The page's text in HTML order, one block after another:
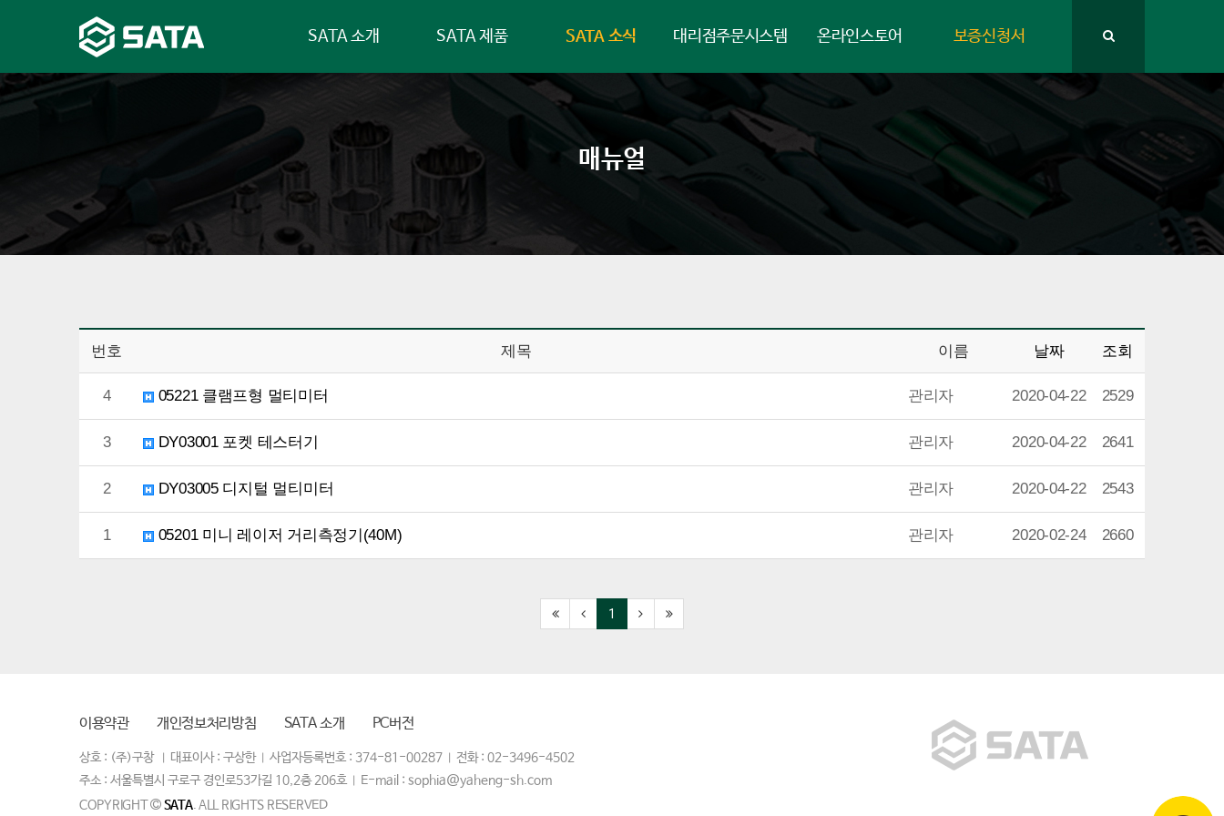
SATA 소개 SATA 제품 SATA 소식 대리점주문시스템 온라인스토어 보증신청서
매뉴얼
번호 제목 이름 날짜 조회
4 05221 클램프형 멀티미터 관리자 2020-04-22 2529
3 DY03001 포켓 테스터기 관리자 2020-04-22 2641
2 DY03005 디지털 멀티미터 관리자 2020-04-22 2543
1 05201 미니 레이저 거리측정기(40M) 관리자 2020-02-24 2660
1
이용약관 개인정보처리방침 SATA 소개 PC버전
상호 : (주)구창 대표이사 : 구상한 사업자등록번호 : 374-81-00287
전화 : 02-3496-4502
주소 : 서울특별시 구로구 경인로53가길 10,2층 206호
E-mail : sophia@yaheng-sh.com
COPYRIGHT
SATA. ALL RIGHTS RESERVED